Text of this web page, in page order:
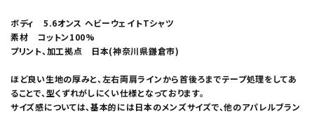
ボディ 5.6オンス ヘビーウェイトTシャツ
素材 コットン100%
プリント、加工拠点 日本(神奈川県鎌倉市)
ほど良い生地の厚みと、左右両肩ラインから首後ろまでテープ処理をしてあ
ることで、型くずれがしにくい仕様となっております。
サイズ感については、基本的には日本のメンズサイズで、他のアパレルブラン